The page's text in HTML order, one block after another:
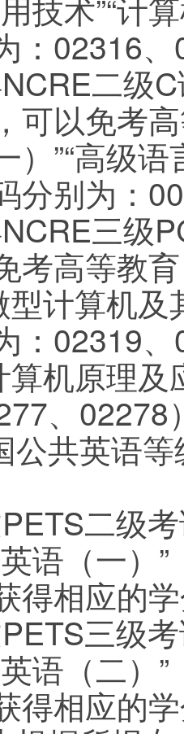
技术”“计
：02316
二级
可以免考
）”“高级
分别为：
三级
考高等教
型计算机
：02319
算机原理
、02278
公共英语
二级
语（一）
得相应的
三级
语（二）
得相应的